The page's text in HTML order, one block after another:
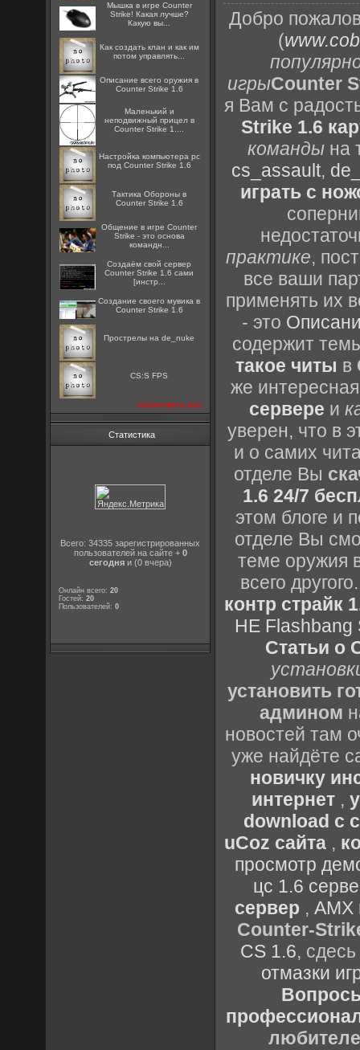
Мышка в игре Counter
Strike! Какая лучше?
Какую вы...
Как создать клан и как им
потом управлять...
Описание всего оружия в
Counter Strike 1.6
Маленький и
неподвижный прицел в
Counter Strike 1....
Настройка компьютера pc
под Counter Strike 1.6
Тактика Обороны в
Counter Strike 1.6
Общение в игре Counter
Strike - это основа
командн...
Создаём свой сервер
Counter Strike 1.6 сами
[инстр...
Создание своего мувика в
Counter Strike 1.6
Прострелы на de_nuke
CS:S FPS
посмотреть все
Статистика
Всего: 34335 зарегистрированных
пользователей на сайте + 0
сегодняи (0 вчера)
Онлайн всего:20
Гостей:20
Пользователей:0
Добро
(
игрыCounter
я Вам с
Strike 1.6
командына
cs_assault,
играть с
практике,
все ваши
применять их
- это
содержит
такое читы в
же
сервере и
уверен, что в
и о самих
отделе Вы
1.6 24/7
этом блоге и
отделе Вы
теме оружия
всего
контр страйк
HE Flashbang
Статьи о
установить
админом
новостей там
уже найдёте
новичку
интернет,
download с
uCoz сайта,
просмотр
цс 1.6
сервер , AMX
Counter-
CS 1.6,
отмазки